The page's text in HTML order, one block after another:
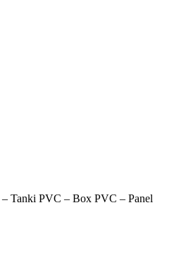
Tanki PVC – Box PVC – Panel